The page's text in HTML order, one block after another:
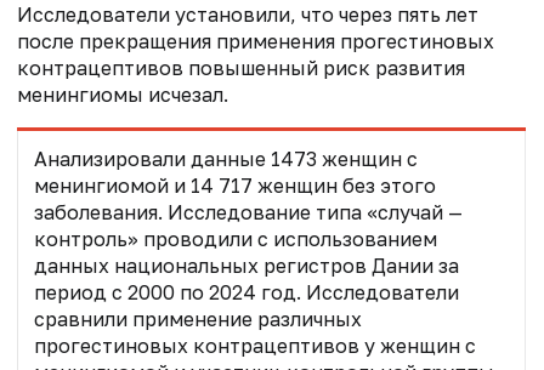
Исследователи установили, что через пять лет
после прекращения применения прогестиновых
контрацептивов повышенный риск развития
менингиомы исчезал.
Анализировали данные 1473 женщин с
менингиомой и 14 717 женщин без этого
заболевания. Исследование типа «случай —
контроль» проводили с использованием
данных национальных регистров Дании за
период с 2000 по 2024 год. Исследователи
сравнили применение различных
прогестиновых контрацептивов у женщин с